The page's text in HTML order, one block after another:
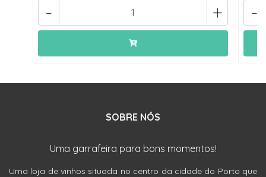
+
- -
SOBRE NÓS
Uma garrafeira para bons momentos!
Uma loja de vinhos situada no centro da cidade do Porto que